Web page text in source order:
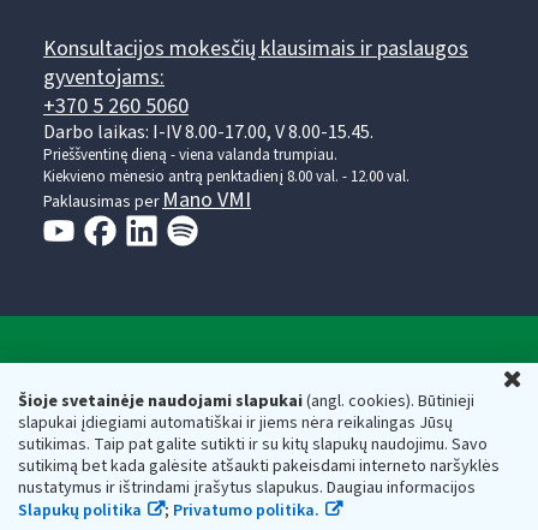
Šioje svetainėje naudojami slapukai(angl. cookies). Būtinieji
slapukai įdiegiami automatiškai ir jiems nėra reikalingas Jūsų
sutikimas. Taip pat galite sutikti ir su kitų slapukų naudojimu. Savo
sutikimą bet kada galėsite atšaukti pakeisdami interneto naršyklės
nustatymus ir ištrindami įrašytus slapukus. Daugiau informacijos
Slapukų politika
; Privatumo politika.
Konsultacijos mokesčių klausimais ir paslaugos
gyventojams:
+370 5 260 5060
Darbo laikas: I-IV 8.00-17.00, V 8.00-15.45.
Prieššventinę dieną - viena valanda trumpiau.
Kiekvieno mėnesio antrą penktadienį 8.00 val. - 12.00 val.
Paklausimas perMano VMI
Valstybinė mokesčių inspekcija prie Lietuvos
Respublikos finansų ministerijos
Biudžetinė įstaiga. Juridinio asmens kodas — 188659752,
adresas: Vasario 16-osios g. 14, 01107 Vilnius, Lietuva, el.paštas:
vmi@vmi.lt , E. pristatymo dėžutės adresas 188659752
Duomenys apie Valstybinę mokesčių inspekciją prie Lietuvos
Respublikos finansų ministerijos kaupiami ir saugomi Juridinių